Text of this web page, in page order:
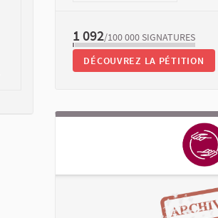
1 092/100 000 SIGNATURES
DÉCOUVREZ LA PÉTITION